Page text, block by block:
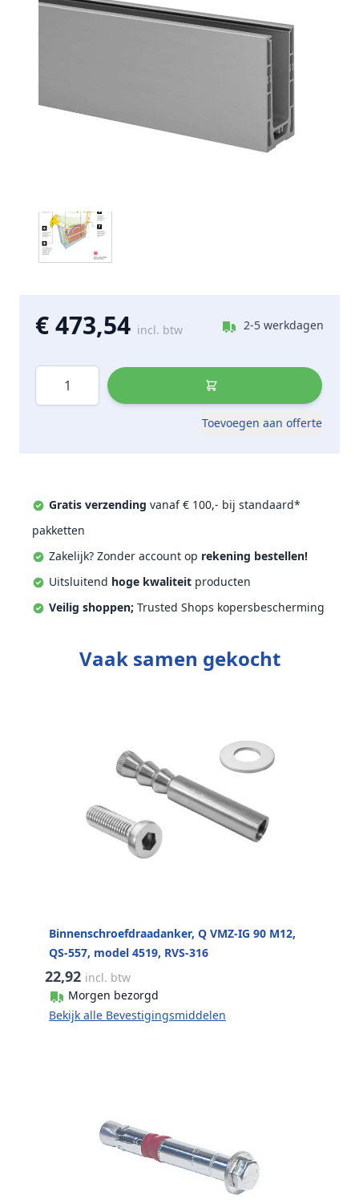
€ 473,54 incl. btw 2-5 werkdagen
Aantal
Toevoegen aan offerte
Gratis verzending vanaf € 100,- bij standaard*
pakketten
Zakelijk? Zonder account op rekening bestellen!
Uitsluitend hoge kwaliteit producten
Veilig shoppen; Trusted Shops kopersbescherming
Vaak samen gekocht
Binnenschroefdraadanker, Q VMZ-IG 90 M12,
QS-557, model 4519, RVS-316
22,92 incl. btw
Morgen bezorgd
Bekijk alle Bevestigingsmiddelen